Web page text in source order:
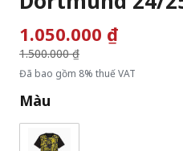
1.050.000 ₫Giá giảm từ
1.500.000 ₫
đến
Đã bao gồm 8% thuế VAT
Màu